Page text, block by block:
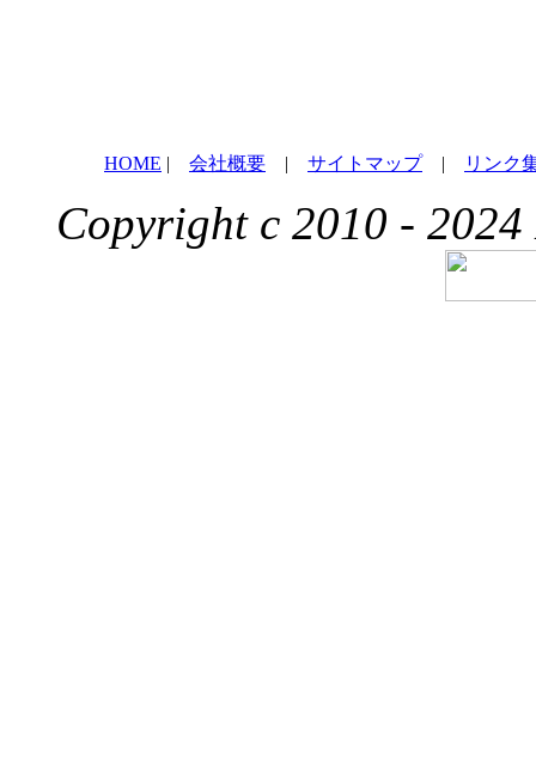
HOME | 会社概要 | サイトマップ| リンク
Copyright c 2010 - 2024